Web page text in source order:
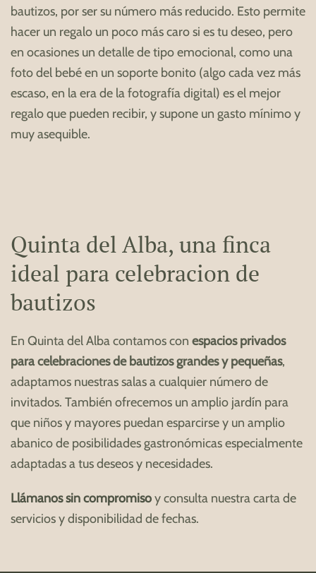
bautizos, por ser su número más reducido. Esto permite
hacer un regalo un poco más caro si es tu deseo, pero
en ocasiones un detalle de tipo emocional, como una
foto del bebé en un soporte bonito (algo cada vez más
escaso, en la era de la fotografía digital) es el mejor
regalo que pueden recibir, y supone un gasto mínimo y
muy asequible.
Quinta del Alba, una finca
ideal para celebracion de
bautizos
En Quinta del Alba contamos con espacios privados
para celebraciones de bautizos grandes y pequeñas,
adaptamos nuestras salas a cualquier número de
invitados. También ofrecemos un amplio jardín para
que niños y mayores puedan esparcirse y un amplio
abanico de posibilidades gastronómicas especialmente
adaptadas a tus deseos y necesidades.
Llámanos sin compromisoy consulta nuestra carta de
servicios y disponibilidad de fechas.